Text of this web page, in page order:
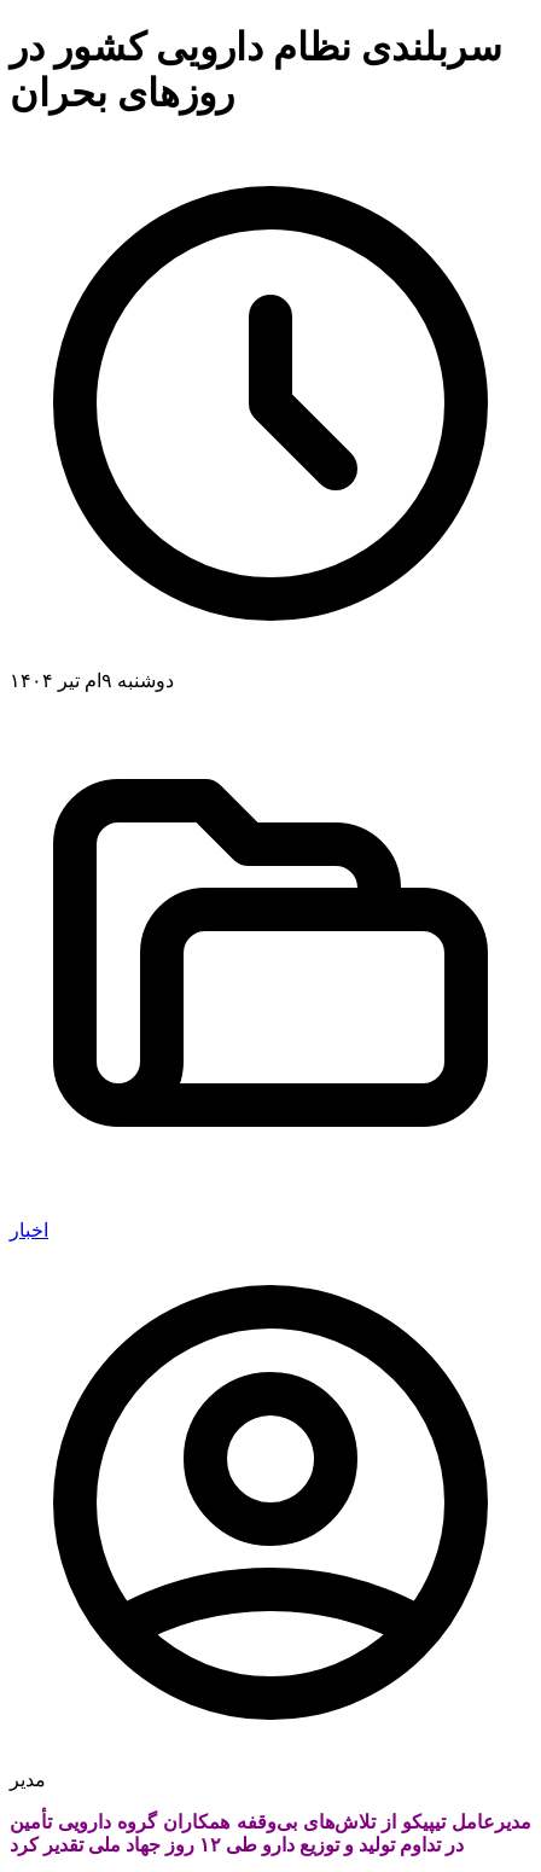
سربلندی نظام دارویی کشور در
روزهای بحران
دوشنبه ۹ام تیر ۱۴۰۴
اخبار
مدیر
مدیرعامل تیپیکو از تلاش‌های بی‌وقفه همکاران گروه دارویی تأمین
در تداوم تولید و توزیع دارو طی ۱۲ روز جهاد ملی تقدیر کرد